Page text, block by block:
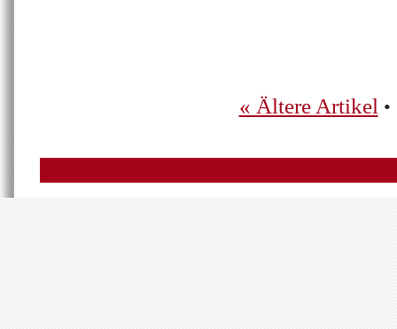
« Ältere Artikel•